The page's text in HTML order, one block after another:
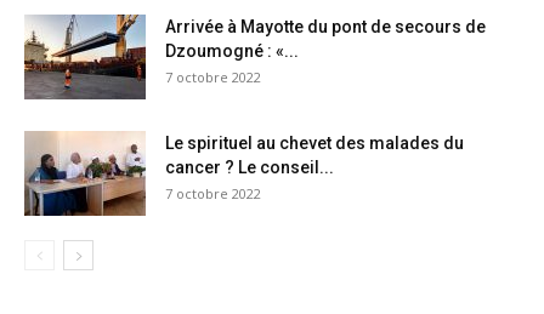
Arrivée à Mayotte du pont de secours de
Dzoumogné : «...
7 octobre 2022
Le spirituel au chevet des malades du
cancer ? Le conseil...
7 octobre 2022